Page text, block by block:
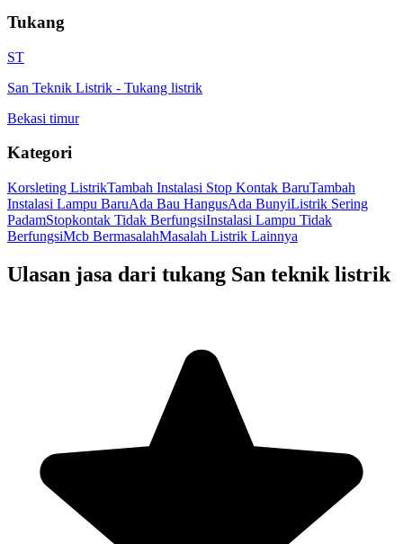
Tukang
ST
San Teknik Listrik - Tukang listrik
Bekasi timur
Kategori
Korsleting ListrikTambah Instalasi Stop Kontak BaruTambah
Instalasi Lampu BaruAda Bau HangusAda BunyiListrik Sering
PadamStopkontak Tidak BerfungsiInstalasi Lampu Tidak
BerfungsiMcb BermasalahMasalah Listrik Lainnya
Ulasan jasa dari tukang San teknik listrik